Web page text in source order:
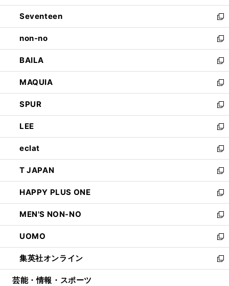
開
く
ウ
で
開
く
ン
ド
ウ
で
開
く
Seventeen
新
し
い
ウ
ィ
ン
ド
ウ
で
開
く
non-no
新
し
い
ウ
ィ
ン
ド
ウ
で
開
く
BAILA
新
し
い
ウ
ィ
ン
ド
ウ
で
開
く
MAQUIA
新
し
い
ウ
ィ
ン
ド
ウ
で
開
く
SPUR
新
し
い
ウ
ィ
ン
ド
ウ
で
開
く
LEE
新
し
い
ウ
ィ
ン
ド
ウ
で
開
く
eclat
新
し
い
ウ
ィ
ン
ド
ウ
で
開
く
T JAPAN
新
し
い
ウ
ィ
ン
ド
ウ
で
開
HAPPY PLUS ONE
新
し
い
ウ
ィ
ン
ド
ウ
MEN'S NON-NO
新
し
い
ウ
ィ
ン
UOMO
新
し
い
ウ
集英社オンライン
新
し
芸能・情報・スポーツ